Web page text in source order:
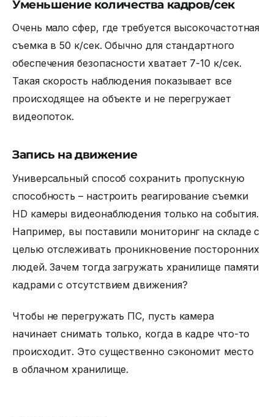
Уменьшение количества кадров/сек
Очень мало сфер, где требуется высокочастотная
съемка в 50 к/сек. Обычно для стандартного
обеспечения безопасности хватает 7-10 к/сек.
Такая скорость наблюдения показывает все
происходящее на объекте и не перегружает
видеопоток.
Запись на движение
Универсальный способ сохранить пропускную
способность – настроить реагирование съемки
HD камеры видеонаблюдения только на события.
Например, вы поставили мониторинг на складе с
целью отслеживать проникновение посторонних
людей. Зачем тогда загружать хранилище памяти
кадрами с отсутствием движения?
Чтобы не перегружать ПС, пусть камера
начинает снимать только, когда в кадре что-то
происходит. Это существенно сэкономит место
в облачном хранилище.